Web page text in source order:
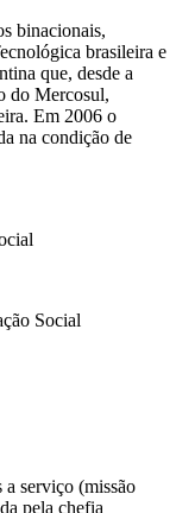
binacionais,
brasileira e
que, desde a
do Mercosul,
Em 2006 o
na condição de
Social
a serviço (missão
pela chefia